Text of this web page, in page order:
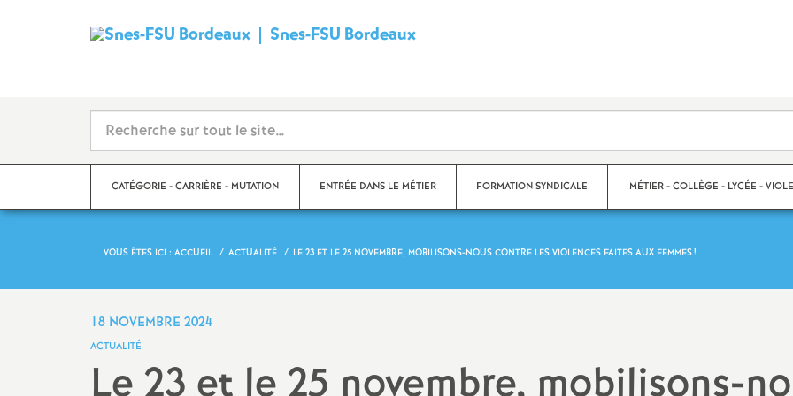
Snes-FSU BordeauxS
n
d
i
t
CATÉGORIE - CARRIÈRE - MUTATION
Mutations
ENTRÉE DANS LE MÉTIER FORMATION SYNDICALE MÉTIER - COLLÈGE - LYCÉE -
VOUS ÊTES ICI : ACCUEIL ACTUALITÉ LE 23 ET LE 25 NOVEMBRE, MOBILISONS-NOUS CONTRE LES VIOLENCES FAITES AUX FEMMES!
18 NOVEMBRE 2024
ACTUALITÉ